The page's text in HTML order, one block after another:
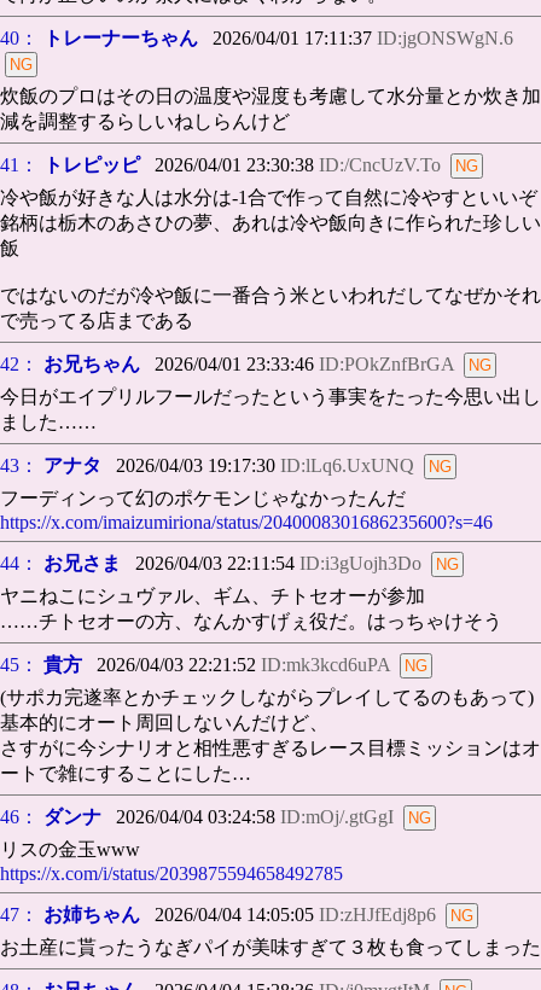
40： トレーナーちゃん 2026/04/01 17:11:37 ID:jgONSWgN.6
炊飯のプロはその日の温度や湿度も考慮して水分量とか炊き加
減を調整するらしいねしらんけど
41： トレピッピ2026/04/01 23:30:38 ID:/CncUzV.To
冷や飯が好きな人は水分は-1合で作って自然に冷やすといいぞ
銘柄は栃木のあさひの夢、あれは冷や飯向きに作られた珍しい
飯
ではないのだが冷や飯に一番合う米といわれだしてなぜかそれ
で売ってる店まである
42： お兄ちゃん 2026/04/01 23:33:46 ID:POkZnfBrGA
今日がエイプリルフールだったという事実をたった今思い出し
ました……
43： アナタ 2026/04/03 19:17:30 ID:lLq6.UxUNQ
フーディンって幻のポケモンじゃなかったんだ
https://x.com/imaizumiriona/status/2040008301686235600?s=46
44：
お兄さま 2026/04/03 22:11:54 ID:i3gUojh3Do
ヤニねこにシュヴァル、ギム、チトセオーが参加
……チトセオーの方、なんかすげぇ役だ。はっちゃけそう
45： 貴方 2026/04/03 22:21:52 ID:mk3kcd6uPA
(サポカ完遂率とかチェックしながらプレイしてるのもあって)
基本的にオート周回しないんだけど、
さすがに今シナリオと相性悪すぎるレース目標ミッションはオ
ートで雑にすることにした…
46： ダンナ 2026/04/04 03:24:58 ID:mOj/.gtGgI
リスの金玉www
https://x.com/i/status/2039875594658492785
47：
お姉ちゃん 2026/04/04 14:05:05 ID:zHJfEdj8p6
お土産に貰ったうなぎパイが美味すぎて３枚も食ってしまった